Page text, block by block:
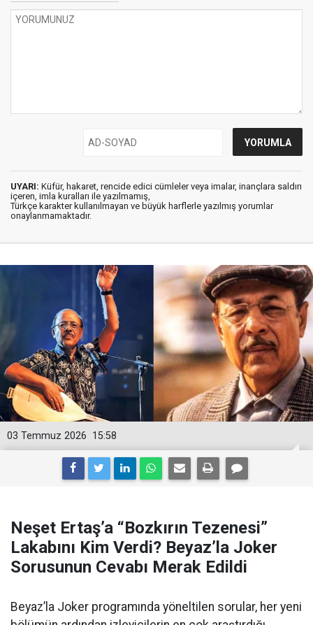
UYARI: Küfür, hakaret, rencide edici cümleler veya imalar, inançlara saldırı
içeren, imla kuralları ile yazılmamış,
Türkçe karakter kullanılmayan ve büyük harflerle yazılmış yorumlar
onaylanmamaktadır.
15:58
03 Temmuz 2026
Neşet Ertaş’a “Bozkırın Tezenesi”
Lakabını Kim Verdi? Beyaz’la Joker
Sorusunun Cevabı Merak Edildi
Beyaz’la Joker programında yöneltilen sorular, her yeni